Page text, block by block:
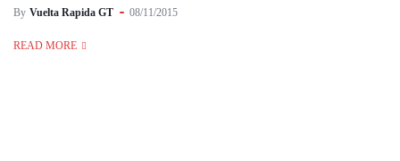
By Vuelta Rapida GT 08/11/2015
READ MORE